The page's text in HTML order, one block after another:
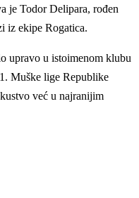
je Todor Delipara, rođen
iz ekipe Rogatica.
upravo u istoimenom klubu
Muške lige Republike
već u najranijim